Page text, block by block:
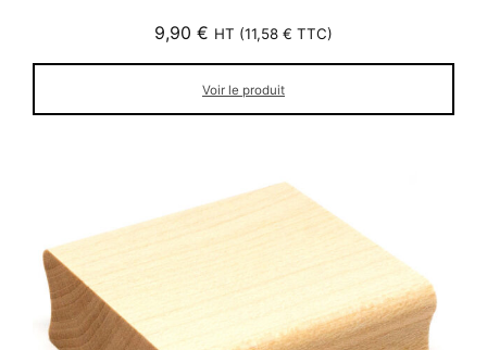
9,90 € HT (11,58 € TTC)
Voir le produit